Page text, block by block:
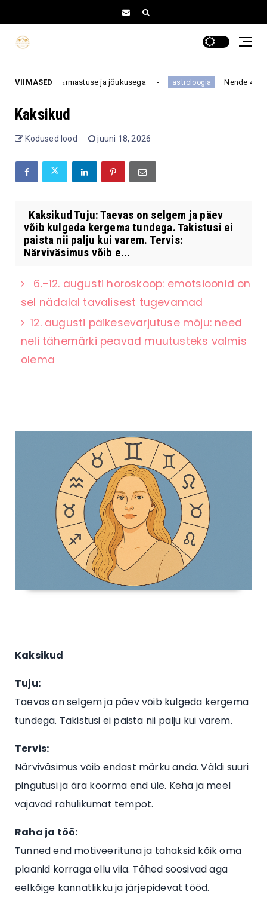
VIIMASED
õnne, armastuse ja jõukusega astroloogia Nende 4
Kaksikud
Kodused lood juuni 18, 2026
Kaksikud Tuju: Taevas on selgem ja päev
võib kulgeda kergema tundega. Takistusi ei
paista nii palju kui varem. Tervis:
Närviväsimus võib e...
6.–12. augusti horoskoop: emotsioonid on
sel nädalal tavalisest tugevamad
12. augusti päikesevarjutuse mõju: need
neli tähemärki peavad muutusteks valmis
olema
Kaksikud
Tuju:
Taevas on selgem ja päev võib kulgeda kergema
tundega. Takistusi ei paista nii palju kui varem.
Tervis:
Närviväsimus võib endast märku anda. Väldi suuri
pingutusi ja ära koorma end üle. Keha ja meel
vajavad rahulikumat tempot.
Raha ja töö:
Tunned end motiveerituna ja tahaksid kõik oma
plaanid korraga ellu viia. Tähed soosivad aga
eelkõige kannatlikku ja järjepidevat tööd.